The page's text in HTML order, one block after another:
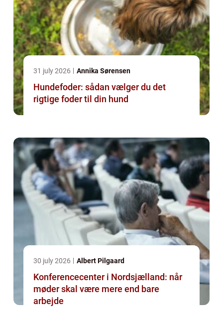
31 july 2026 Annika Sørensen
Hundefoder: sådan vælger du det
rigtige foder til din hund
30 july 2026 Albert Pilgaard
Konferencecenter i Nordsjælland: når
møder skal være mere end bare
arbejde